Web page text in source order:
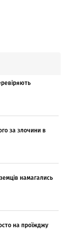
за злочини в
намагались
на проїжджу